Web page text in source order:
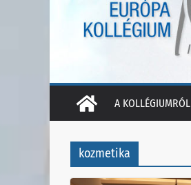
A KOLLÉGIUMRÓL
kozmetika